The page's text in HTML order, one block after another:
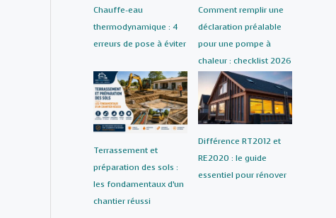
Chauffe-eau
thermodynamique : 4
erreurs de pose à éviter
Comment remplir une
déclaration préalable
pour une pompe à
chaleur : checklist 2026
Terrassement et
préparation des sols :
les fondamentaux d’un
chantier réussi
Différence RT2012 et
RE2020 : le guide
essentiel pour rénover